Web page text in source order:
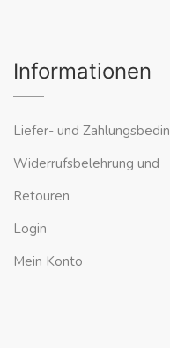
Informationen
Liefer- und
Widerrufsbelehrung
Retouren
Login
Mein Konto